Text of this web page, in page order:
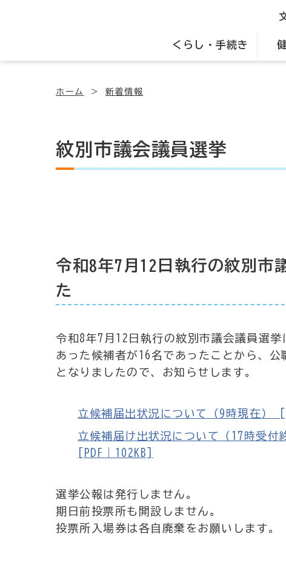
くらし・手続き
ホーム 新着情報
紋別市議会議員選挙
令和8年7月12日執行の紋別市
た
令和8年7月12日執行の紋別市議会議員選
あった候補者が16名であったことから、
となりましたので、お知らせします。
立候補届出状況について（9時現在）
立候補届け出状況について（17時受付
[PDF｜102KB]
選挙公報は発行しません。
期日前投票所も開設しません。
投票所入場券は各自廃棄をお願いします。